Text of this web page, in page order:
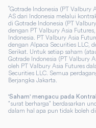
*Gotrade Indonesia (PT Valbury
AS dari Indonesia melalui
di Gotrade Indonesia (PT
dengan PT Valbury Asia
Indonesia. PT Valbury Asia
dengan Alpaca Securities LLC,
Serikat. Untuk setiap saham
Gotrade Indonesia (PT Valbury
oleh PT Valbury Asia Futures
Securities LLC. Semua
Berjangka Jakarta.
'Saham' mengacu pada
"surat berharga" berdasarkan
dalam hal apa pun tidak boleh